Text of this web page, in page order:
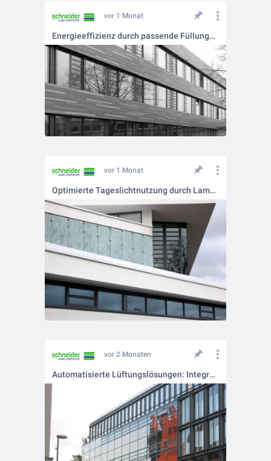
vor 1 Monat
Energieeffizienz durch passende Füllungen – thermisch optimiert planen
vor 1 Monat
Optimierte Tageslichtnutzung durch Lamellenfenster
vor 2 Monaten
Automatisierte Lüftungslösungen: Integration von Steuerungstechnik